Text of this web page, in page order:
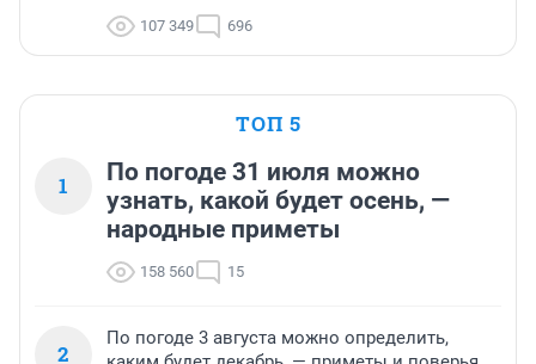
107 349 696
ТОП 5
1
По погоде 31 июля можно
узнать, какой будет осень, —
народные приметы
158 560 15
2
По погоде 3 августа можно определить,